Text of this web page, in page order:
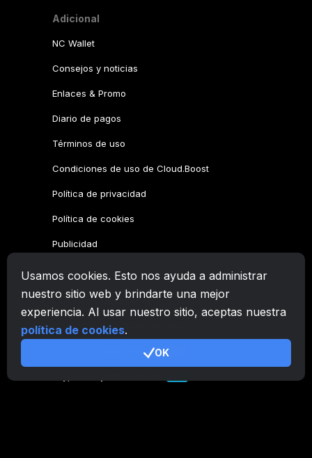
Usamos cookies. Esto nos ayuda a administrar
nuestro sitio web y brindarte una mejor
experiencia. Al usar nuestro sitio, aceptas nuestra
política de cookies.
OK
Adicional
NC Wallet
Consejos y noticias
Enlaces & Promo
Diario de pagos
Términos de uso
Condiciones de uso de Cloud.Boost
Política de privacidad
Política de cookies
Publicidad
Familia CryptoTab
CryptoTabNavegador
CryptoTabpara Android
para Android